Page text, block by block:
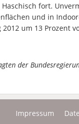
fort.
und in
um 13 Prozent
der
Impressum